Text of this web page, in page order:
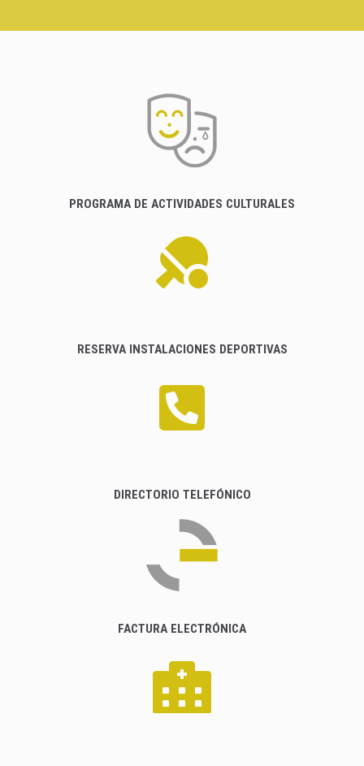
PROGRAMA DE ACTIVIDADES CULTURALES
RESERVA INSTALACIONES DEPORTIVAS
DIRECTORIO TELEFÓNICO
FACTURA ELECTRÓNICA